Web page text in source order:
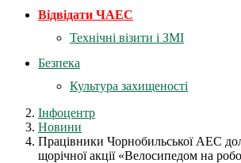
Відвідати ЧАЕС
Технічні візити і ЗМІ
Безпека
Культура захищеності
Інфоцентр
Новини
Працівники Чорнобильської АЕС
щорічної акції «Велосипедом на